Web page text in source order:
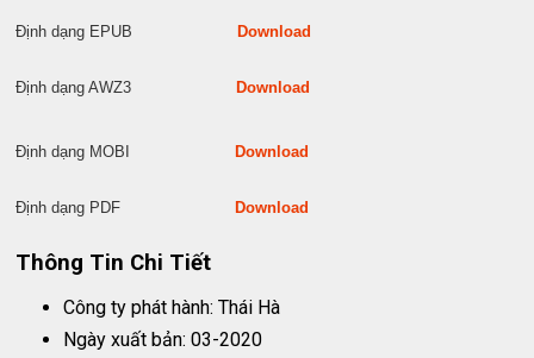
Định dạng EPUB Download
Định dạng AWZ3 Download
Định dạng MOBI Download
Định dạng PDF Download
Thông Tin Chi Tiết
Công ty phát hành: Thái Hà
Ngày xuất bản: 03-2020